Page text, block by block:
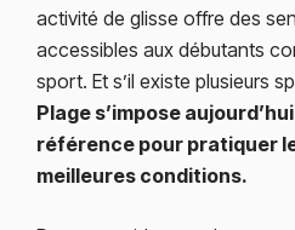
activité de glisse offre des
accessibles aux débutants
sport. Et s’il existe plusieurs
Plages’impose
référence pour pratiquer
meilleures conditions.